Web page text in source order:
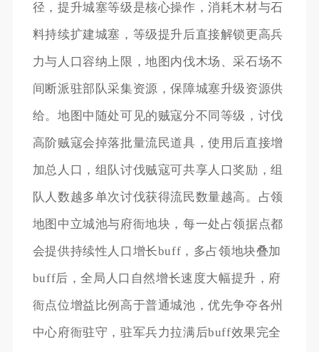
径，提升城塞等级是核心操作，消耗木材与石
料持续扩建城塞，等级提升后直接解锁更高兵
力与人口容纳上限，地图内伐木场、采石场不
间断派驻部队采集资源，保障城塞升级资源供
给。地图中随处可见的贼寇分不同等级，讨伐
高阶贼寇会掉落批量流民道具，使用后直接增
加总人口，组队讨伐贼寇可共享人口奖励，组
队人数越多单次讨伐获得流民数量越高。占领
地图中立城池与府衙地块，每一处占领据点都
会提供持续性人口增长buff，多占领地块叠加
buff后，全局人口自然增长速度大幅提升，府
衙点位增益比例高于普通城池，优先争夺各州
中心府衙驻守，驻军兵力拉满后buff效果完全